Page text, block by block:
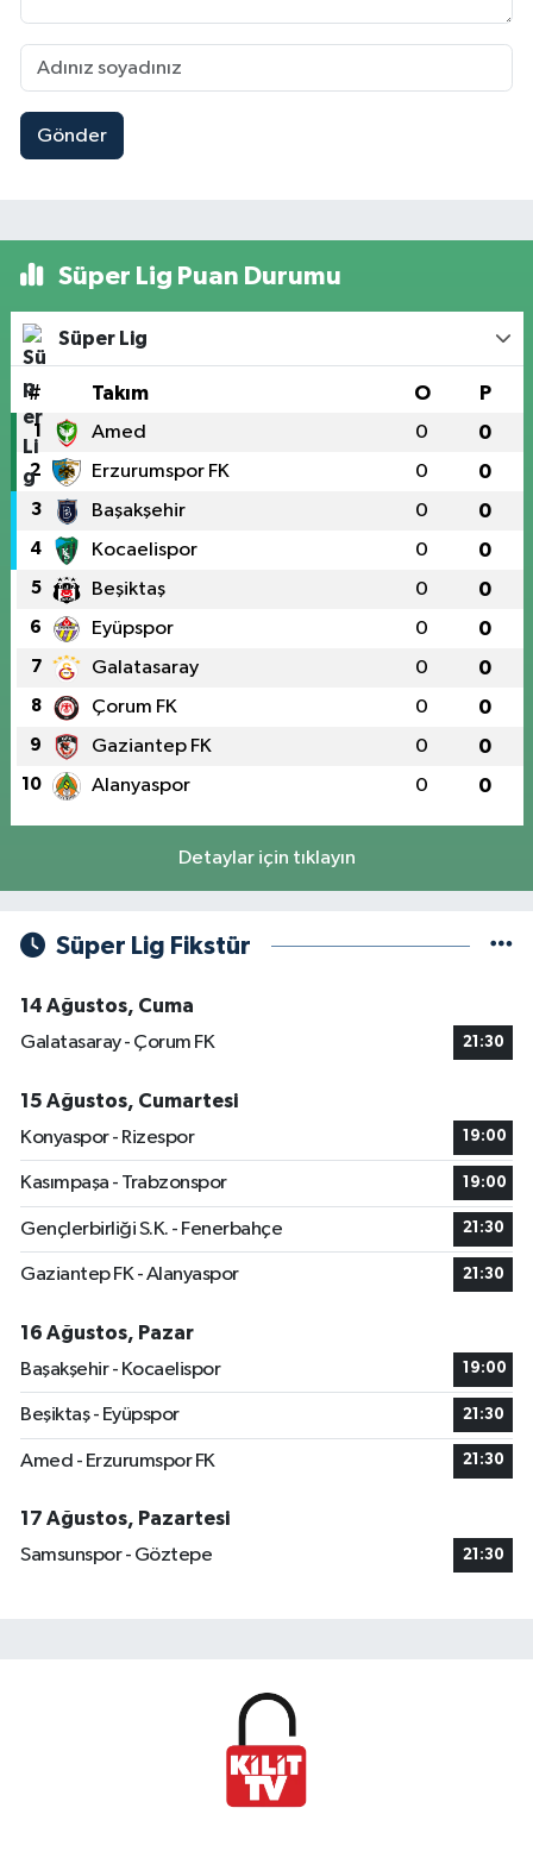
Gönder
Süper Lig Puan Durumu
Süper Lig
# Takım O P
1 Amed 0 0
2 Erzurumspor FK 0 0
3 Başakşehir 0 0
4 Kocaelispor 0 0
5 Beşiktaş 0 0
6 Eyüpspor 0 0
7 Galatasaray 0 0
8 Çorum FK 0 0
9 Gaziantep FK 0 0
10 Alanyaspor 0 0
Detaylar için tıklayın
Süper Lig Fikstür
14 Ağustos, Cuma
Galatasaray - Çorum FK
21:30
15 Ağustos, Cumartesi
Konyaspor - Rizespor
19:00
Kasımpaşa - Trabzonspor 19:00
Gençlerbirliği S.K. - Fenerbahçe 21:30
Gaziantep FK - Alanyaspor 21:30
16 Ağustos, Pazar
Başakşehir - Kocaelispor
19:00
Beşiktaş - Eyüpspor 21:30
Amed - Erzurumspor FK 21:30
17 Ağustos, Pazartesi
Samsunspor - Göztepe
21:30